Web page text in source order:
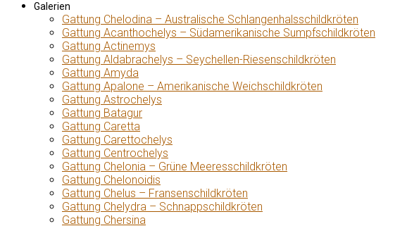
Galerien
Gattung Chelodina – Australische Schlangenhalsschildkröten
Gattung Acanthochelys – Südamerikanische Sumpfschildkröten
Gattung Actinemys
Gattung Aldabrachelys – Seychellen-Riesenschildkröten
Gattung Amyda
Gattung Apalone – Amerikanische Weichschildkröten
Gattung Astrochelys
Gattung Batagur
Gattung Caretta
Gattung Carettochelys
Gattung Centrochelys
Gattung Chelonia – Grüne Meeresschildkröten
Gattung Chelonoidis
Gattung Chelus – Fransenschildkröten
Gattung Chelydra – Schnappschildkröten
Gattung Chersina